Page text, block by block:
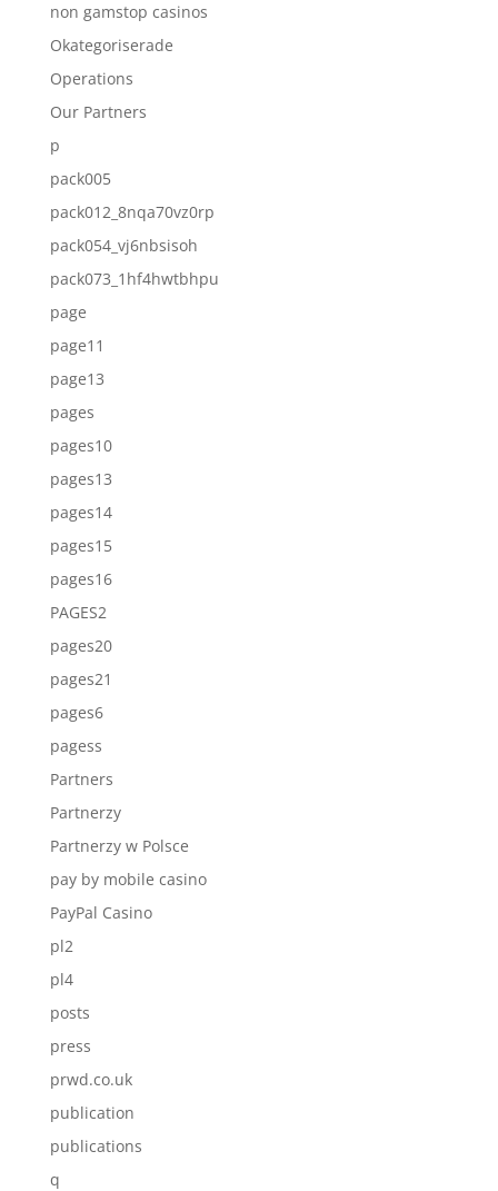
non gamstop casinos
Okategoriserade
Operations
Our Partners
p
pack005
pack012_8nqa70vz0rp
pack054_vj6nbsisoh
pack073_1hf4hwtbhpu
page
page11
page13
pages
pages10
pages13
pages14
pages15
pages16
PAGES2
pages20
pages21
pages6
pagess
Partners
Partnerzy
Partnerzy w Polsce
pay by mobile casino
PayPal Casino
pl2
pl4
posts
press
prwd.co.uk
publication
publications
q